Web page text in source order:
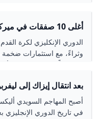
لاعبين النهار
الدوري الإنكليزي لكرة
وثراءً، مع استثمارات ضخمة
بعد انتقال إيزاك إلى ليفربول.. أغلى 5
أصبح المهاجم السويدي
في تاريخ الدوري